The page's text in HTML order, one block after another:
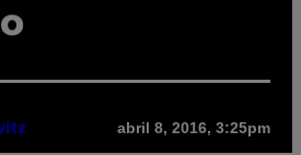
abril 8, 2016, 3:25pm